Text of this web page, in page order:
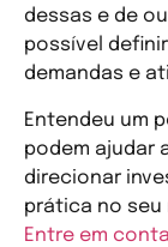
dessas e de
possível definir
demandas e
Entendeu um
podem ajudar
direcionar
prática no seu
Entre em